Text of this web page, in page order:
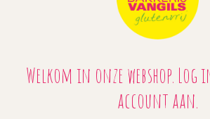
Welkom in onze webshop.
account aan.